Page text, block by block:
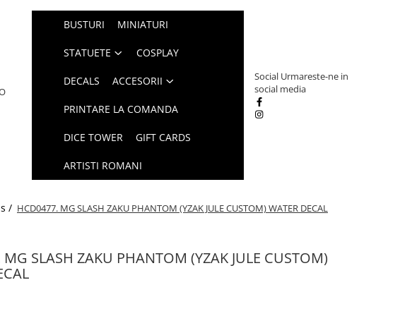
BUSTURI MINIATURI
STATUETE COSPLAY
DECALS ACCESORII
PRINTARE LA COMANDA
DICE TOWER GIFT CARDS
ARTISTI ROMANI
Social Urmareste-ne in
social media
/ HCD0477. MG SLASH ZAKU PHANTOM (YZAK JULE CUSTOM) WATER DECAL
SLASH ZAKU PHANTOM (YZAK JULE CUSTOM)